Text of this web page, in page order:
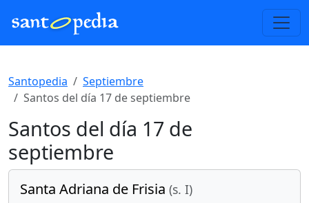
Santopedia
Septiembre
Santos del día 17 de septiembre
Santos del día 17 de
septiembre
Santa Adriana de Frisia (s. I)